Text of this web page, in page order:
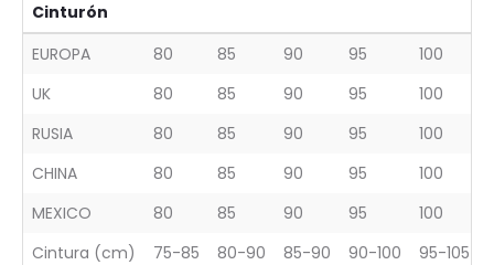
Cinturón
EUROPA
80 85 90 95 100
UK
80 85 90 95 100
RUSIA
80 85 90 95 100
CHINA
80 85 90 95 100
MEXICO
80 85 90 95 100
Cintura (cm)
75-85 80-90 85-90 90-100 95-105